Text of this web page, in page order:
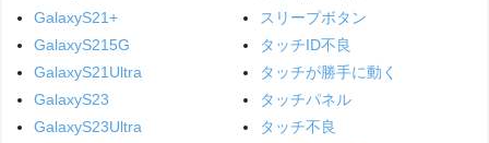
GalaxyS21+
GalaxyS215G
GalaxyS21Ultra
GalaxyS23
GalaxyS23Ultra
スリープボタン
タッチID不良
タッチが勝手に動く
タッチパネル
タッチ不良